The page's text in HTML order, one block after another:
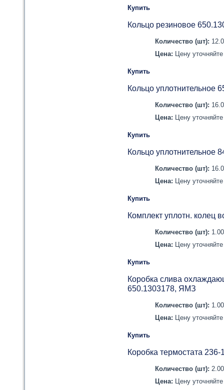
Купить
Кольцо резиновое
Количество (шт):
Цена: Цену
Купить
Кольцо уплотнительное
Количество (шт):
Цена: Цену
Купить
Кольцо уплотнительное
Количество (шт):
Цена: Цену
Купить
Комплект уплотн. колец
Количество (шт):
Цена: Цену
Купить
Коробка слива
650.1303178, ЯМЗ
Количество (шт):
Цена: Цену
Купить
Коробка термостата
Количество (шт):
Цена: Цену